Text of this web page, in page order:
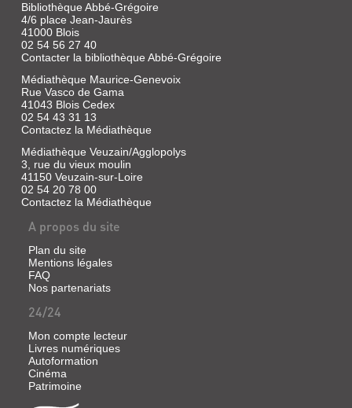
Bibliothèque Abbé-Grégoire
4/6 place Jean-Jaurès
41000 Blois
02 54 56 27 40
Contacter la bibliothèque Abbé-Grégoire
Médiathèque Maurice-Genevoix
Rue Vasco de Gama
41043 Blois Cedex
02 54 43 31 13
Contactez la Médiathèque
Médiathèque Veuzain/Agglopolys
3, rue du vieux moulin
41150 Veuzain-sur-Loire
02 54 20 78 00
Contactez la Médiathèque
A propos du site
Plan du site
Mentions légales
FAQ
Nos partenariats
24/24
Mon compte lecteur
Livres numériques
Autoformation
Cinéma
Patrimoine